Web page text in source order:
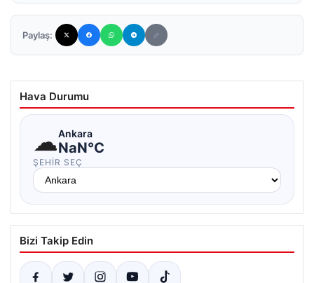
Paylaş:
Hava Durumu
☁Ankara
NaN°C
ŞEHIR SEÇ
Bizi Takip Edin